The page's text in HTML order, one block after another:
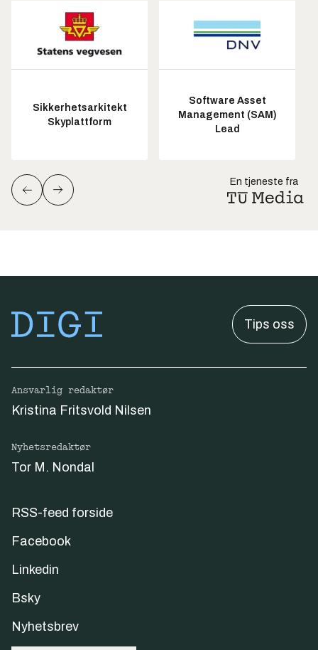
Sikkerhetsarkitekt
Skyplattform
Software Asset
Management (SAM)
Lead
En tjeneste fra
Tips oss
Ansvarlig redaktør
Kristina Fritsvold Nilsen
Nyhetsredaktør
Tor M. Nondal
RSS-feed forside
Facebook
Linkedin
Bsky
Nyhetsbrev